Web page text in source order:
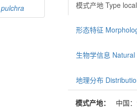
pulchra 模式产地 Type
形态特征
生物学信息
地理分布
模式产地： 中国